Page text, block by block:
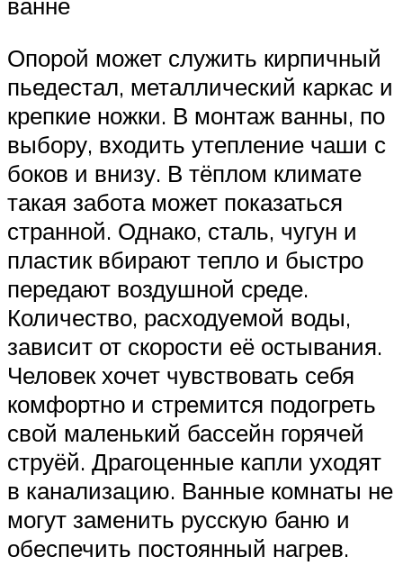
ванне
Опорой может служить кирпичный
пьедестал, металлический каркас и
крепкие ножки. В монтаж ванны, по
выбору, входить утепление чаши с
боков и внизу. В тёплом климате
такая забота может показаться
странной. Однако, сталь, чугун и
пластик вбирают тепло и быстро
передают воздушной среде.
Количество, расходуемой воды,
зависит от скорости её остывания.
Человек хочет чувствовать себя
комфортно и стремится подогреть
свой маленький бассейн горячей
струёй. Драгоценные капли уходят
в канализацию. Ванные комнаты не
могут заменить русскую баню и
обеспечить постоянный нагрев.